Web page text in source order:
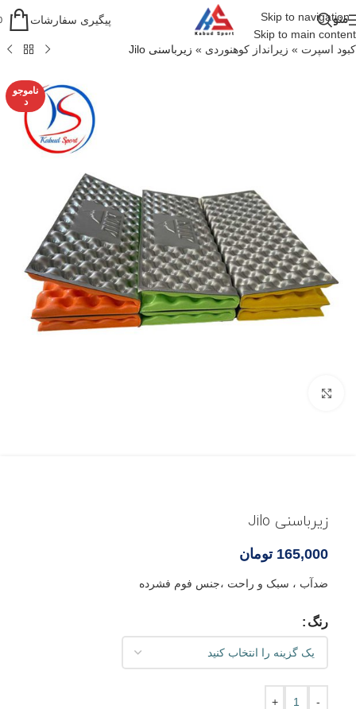
Skip to navigation
Skip to main content
منو پیگیری سفارشات
کبود اسپرت » زیرانداز کوهنوردی » زیرباسنی Jilo
ناموجو
د
زیرباسنی Jilo
165,000 تومان
ضدآب ، سبک و راحت ،جنس فوم فشرده
رنگ
-
+